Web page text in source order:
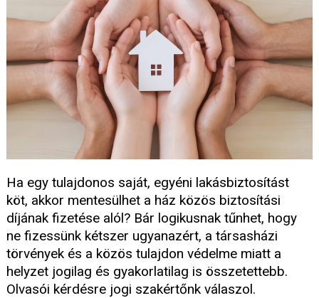
Ha egy tulajdonos saját, egyéni lakásbiztosítást
köt, akkor mentesülhet a ház közös biztosítási
díjának fizetése alól? Bár logikusnak tűnhet, hogy
ne fizessünk kétszer ugyanazért, a társasházi
törvények és a közös tulajdon védelme miatt a
helyzet jogilag és gyakorlatilag is összetettebb.
Olvasói kérdésre jogi szakértőnk válaszol.